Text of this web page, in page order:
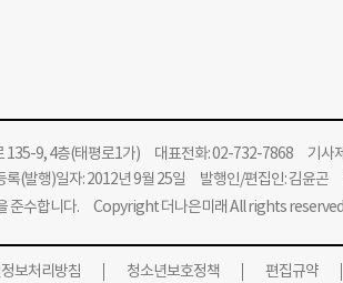
135-9, 4층(태평로1가) 대표전화: 02-732-7868 기사
(발행)일자: 2012년 9월 25일 발행인/편집인: 김윤곤
준수합니다. Copyright 더나은미래 All rights
보처리방침 청소년보호정책 편집규약